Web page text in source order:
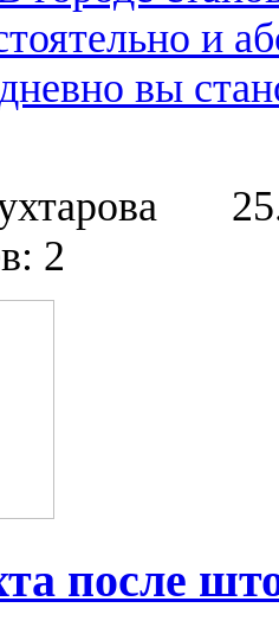
и
вы
2
после